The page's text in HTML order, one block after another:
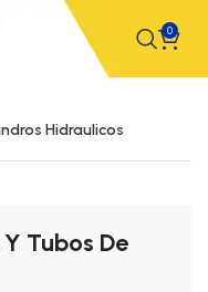
0
Hidraulicos
Tubos De